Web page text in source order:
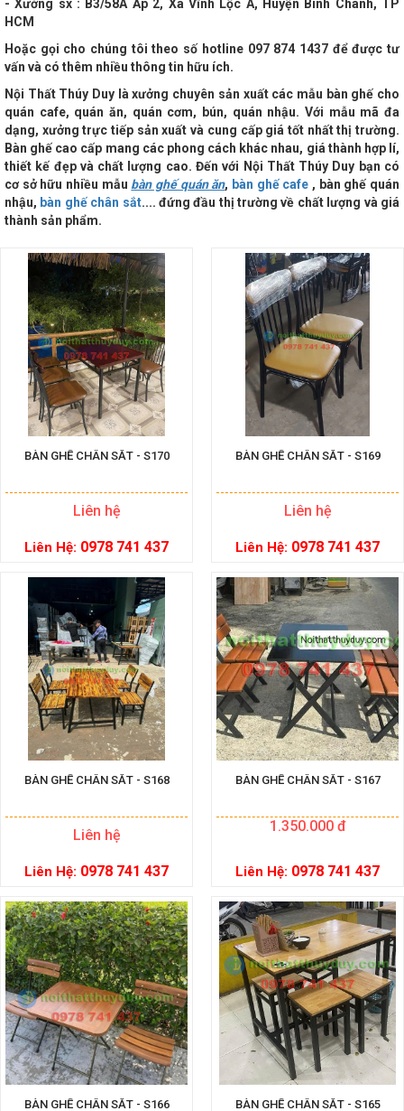
- Xưởng sx : B3/58A Ấp 2, Xã Vĩnh Lộc A, Huyện Bình Chánh, TP
HCM
Hoặc gọi cho chúng tôi theo số hotline 097 874 1437 để được tư
vấn và có thêm nhiều thông tin hữu ích.
Nội Thất Thúy Duy là xưởng chuyên sản xuất các mẫu bàn ghế cho
quán cafe, quán ăn, quán cơm, bún, quán nhậu. Với mẫu mã đa
dạng, xưởng trực tiếp sản xuất và cung cấp giá tốt nhất thị trường.
Bàn ghế cao cấp mang các phong cách khác nhau, giá thành hợp lí,
thiết kế đẹp và chất lượng cao. Đến với Nội Thất Thúy Duy bạn có
cơ sở hữu nhiều mẫu bàn ghế quán ăn, bàn ghế cafe , bàn ghế quán
nhậu, bàn ghế chân sắt.... đứng đầu thị trường về chất lượng và giá
thành sản phẩm.
BÀN GHẾ CHÂN SẮT - S170
Liên hệ
Liên Hệ: 0978 741 437
BÀN GHẾ CHÂN SẮT - S169
Liên hệ
Liên Hệ: 0978 741 437
BÀN GHẾ CHÂN SẮT - S168
Liên hệ
Liên Hệ: 0978 741 437
BÀN GHẾ CHÂN SẮT - S167
1.350.000 đ
Liên Hệ: 0978 741 437
BÀN GHẾ CHÂN SẮT - S166 BÀN GHẾ CHÂN SẮT - S165